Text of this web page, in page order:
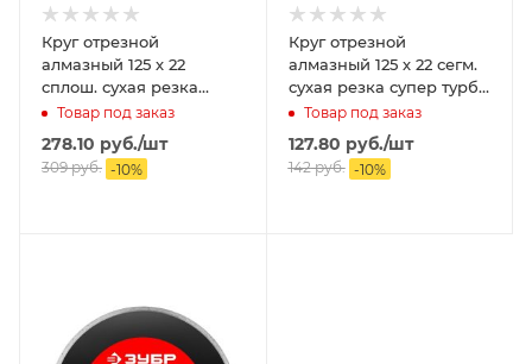
Круг отрезной
алмазный 125 х 22
сплош. сухая резка
турбо ПЕТРОВИЧ
Товар под заказ
278.10 руб./шт
309руб. -10%
Круг отрезной
алмазный 125 х 22 сегм.
сухая резка супер турбо
ПЕТРОВИЧ
Товар под заказ
127.80 руб./шт
142руб. -10%